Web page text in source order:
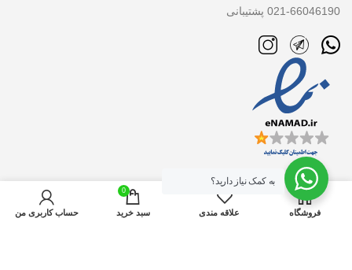
021-66046190 پشتیبانی
فروشگاه علاقه مندی
0
سبد خرید حساب کاربری من
به کمک نیاز دارید؟